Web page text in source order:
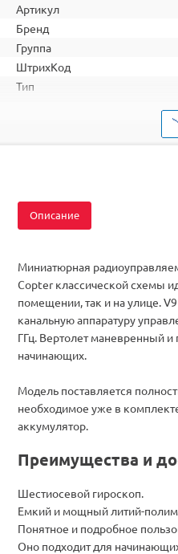
Артикул
Бренд
Группа
ШтрихКод
Тип
Описание
Миниатюрная
Copter классической схемы
помещении, так и на улице.
канальную аппаратуру
ГГц. Вертолет маневренный
начинающих.
Модель поставляется
необходимое уже в
аккумулятор.
Преимущества и
Шестиосевой гироскоп.
Емкий и мощный литий-
Понятное и подробное
Оно подходит для